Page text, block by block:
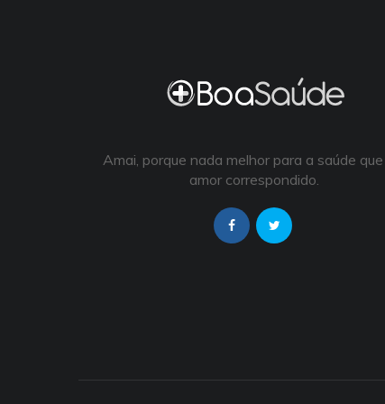
Amai, porque nada melhor para a saúde que
amor correspondido.